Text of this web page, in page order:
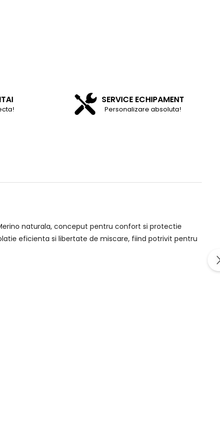
SERVICE ECHIPAMENT
Personalizare absoluta!
naturala, conceput pentru confort si protectie
eficienta si libertate de miscare, fiind potrivit pentru